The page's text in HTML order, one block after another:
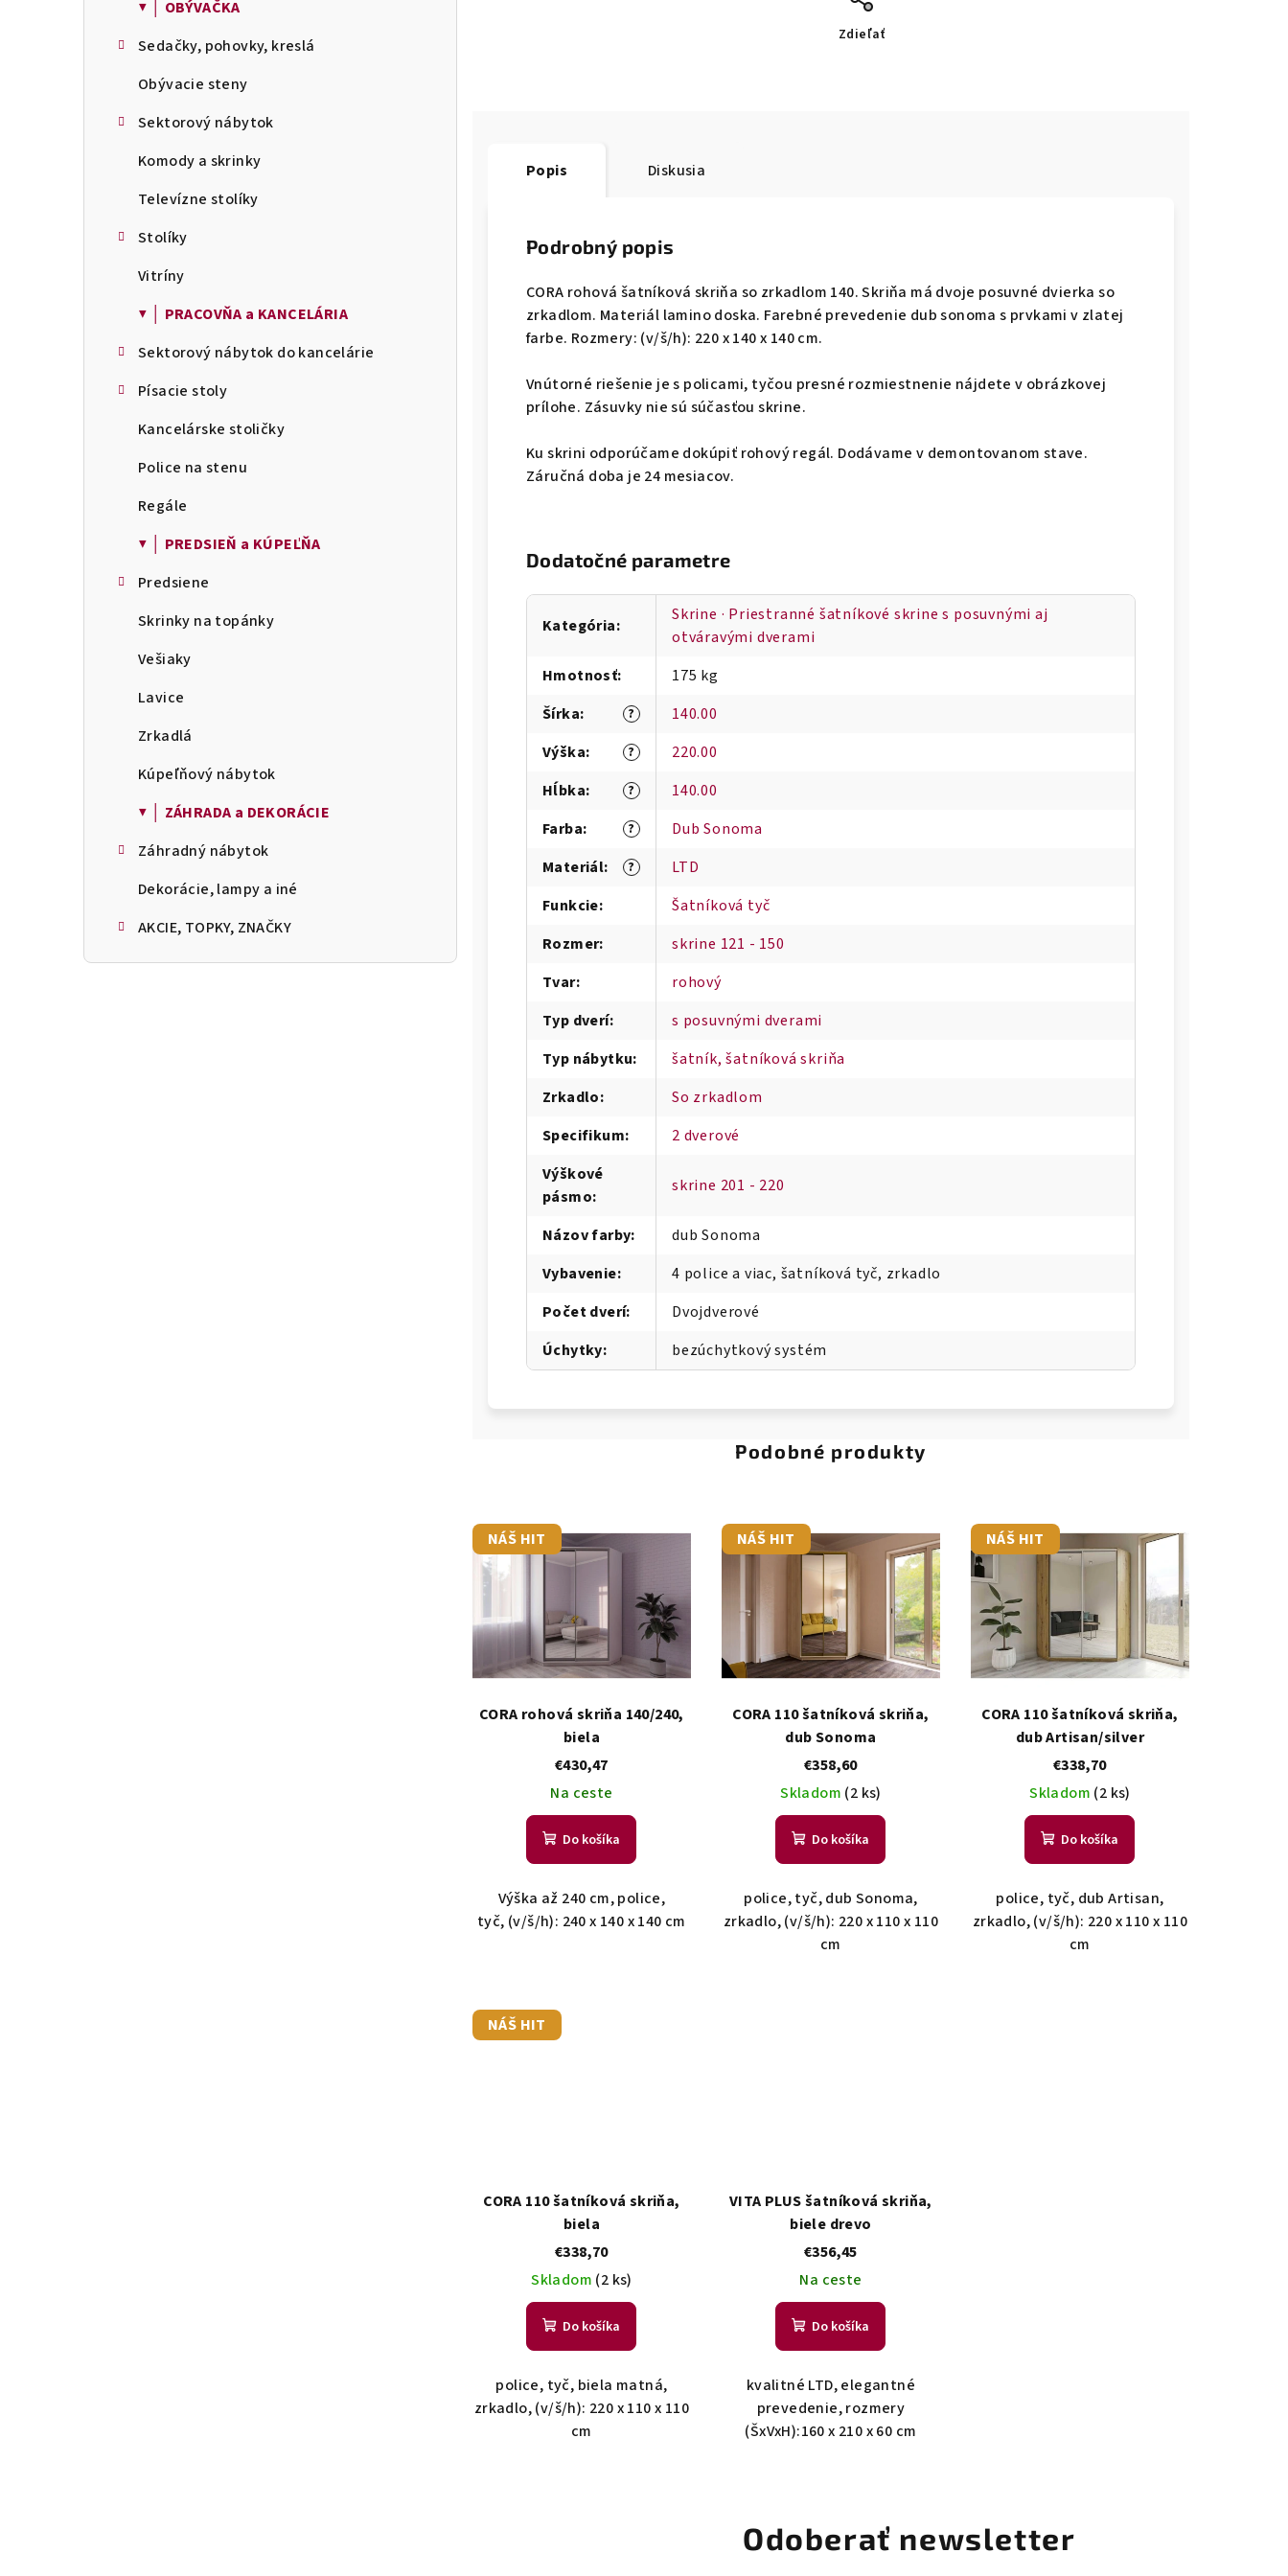
▼ │ OBÝVAČKA
Sedačky, pohovky, kreslá
Obývacie steny
Sektorový nábytok
Komody a skrinky
Televízne stolíky
Stolíky
Vitríny
▼ │ PRACOVŇA a KANCELÁRIA
Sektorový nábytok do kancelárie
Písacie stoly
Kancelárske stoličky
Police na stenu
Regále
▼ │ PREDSIEŇ a KÚPEĽŇA
Predsiene
Skrinky na topánky
Vešiaky
Lavice
Zrkadlá
Kúpeľňový nábytok
▼ │ ZÁHRADA a DEKORÁCIE
Záhradný nábytok
Dekorácie, lampy a iné
AKCIE, TOPKY, ZNAČKY
Zdieľať
Popis Diskusia
Podrobný popis
CORA rohová šatníková skriňa so zrkadlom 140. Skriňa má dvoje posuvné dvierka so
zrkadlom. Materiál lamino doska. Farebné prevedenie dub sonoma s prvkami v zlatej
farbe. Rozmery: (v/š/h): 220 x 140 x 140 cm.
Vnútorné riešenie je s policami, tyčou presné rozmiestnenie nájdete v obrázkovej
prílohe. Zásuvky nie sú súčasťou skrine.
Ku skrini odporúčame dokúpiť rohový regál. Dodávame v demontovanom stave.
Záručná doba je 24 mesiacov.
Dodatočné parametre
Kategória:
Skrine · Priestranné šatníkové skrine s posuvnými aj
otváravými dverami
Hmotnosť: 175 kg
?
Šírka: 140.00
?
Výška: 220.00
?
Hĺbka: 140.00
?
Farba: Dub Sonoma
?
Materiál:
LTD
Funkcie:
Šatníková tyč
Rozmer:
skrine 121 - 150
Tvar:
rohový
Typ dverí:
s posuvnými dverami
Typ nábytku:
šatník, šatníková skriňa
Zrkadlo:
So zrkadlom
Specifikum:
2 dverové
Výškové
pásmo:
skrine 201 - 220
Názov farby:
dub Sonoma
Vybavenie:
4 police a viac, šatníková tyč, zrkadlo
Počet dverí:
Dvojdverové
Úchytky: bezúchytkový systém
Podobné produkty
NÁŠ HIT
CORA rohová skriňa 140/240,
biela
€430,47
Na ceste
Do košíka
Výška až 240 cm, police,
tyč, (v/š/h): 240 x 140 x 140 cm
NÁŠ HIT
CORA 110 šatníková skriňa,
dub Sonoma
€358,60
Skladom (2 ks)
Do košíka
police, tyč, dub Sonoma,
zrkadlo, (v/š/h): 220 x 110 x 110
cm
NÁŠ HIT
CORA 110 šatníková skriňa,
dub Artisan/silver
€338,70
Skladom (2 ks)
Do košíka
police, tyč, dub Artisan,
zrkadlo, (v/š/h): 220 x 110 x 110
cm
NÁŠ HIT
CORA 110 šatníková skriňa,
biela
€338,70
Skladom (2 ks)
Do košíka
police, tyč, biela matná,
zrkadlo, (v/š/h): 220 x 110 x 110
cm
VITA PLUS šatníková skriňa,
biele drevo
€356,45
Na ceste
Do košíka
kvalitné LTD, elegantné
prevedenie, rozmery
(ŠxVxH):160 x 210 x 60 cm
Odoberať newsletter